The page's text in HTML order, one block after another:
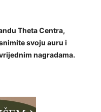
Theta Centra,
svoju auru i
nagradama.